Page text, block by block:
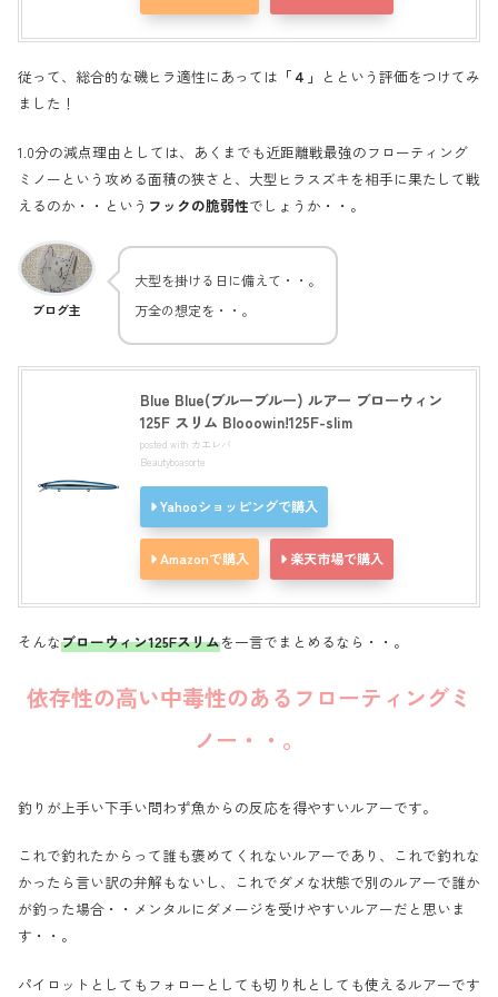
従って、総合的な磯ヒラ適性にあっては 「４」 とという評価をつけてみ
ました！
1.0分の減点理由としては、あくまでも近距離戦最強のフローティング
ミノーという攻める面積の狭さと、大型ヒラスズキを相手に果たして戦
えるのか・・という フックの脆弱性でしょうか・・。
ブログ主
大型を掛ける日に備えて・・。
万全の想定を・・。
Blue Blue(ブルーブルー) ルアー ブローウィン
125F スリム Blooowin!125F-slim
posted with カエレバ
Beautyboasorte
Yahooショッピングで購入
Amazonで購入 楽天市場で購入
そんなブローウィン125Fスリムを一言でまとめるなら・・。
依存性の高い中毒性のあるフローティングミ
ノー・・。
釣りが上手い下手い問わず魚からの反応を得やすいルアーです。
これで釣れたからって誰も褒めてくれないルアーであり、これで釣れな
かったら言い訳の弁解もないし、これでダメな状態で別のルアーで誰か
が釣った場合・・メンタルにダメージを受けやすいルアーだと思いま
す・・。
パイロットとしてもフォローとしても切り札としても使えるルアーです